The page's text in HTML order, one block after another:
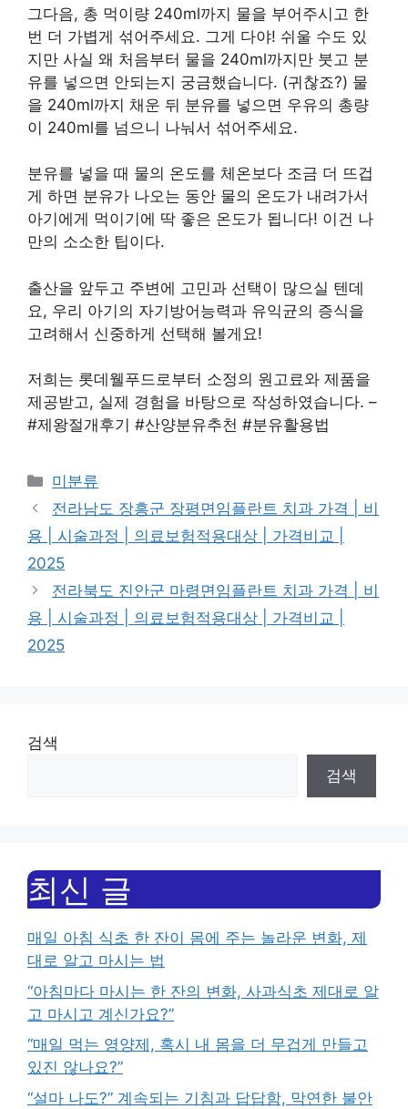
그다음, 총 먹이량 240ml까지 물을 부어주시고 한
번 더 가볍게 섞어주세요. 그게 다야! 쉬울 수도 있
지만 사실 왜 처음부터 물을 240ml까지만 붓고 분
유를 넣으면 안되는지 궁금했습니다. (귀찮죠?) 물
을 240ml까지 채운 뒤 분유를 넣으면 우유의 총량
이 240ml를 넘으니 나눠서 섞어주세요.
분유를 넣을 때 물의 온도를 체온보다 조금 더 뜨겁
게 하면 분유가 나오는 동안 물의 온도가 내려가서
아기에게 먹이기에 딱 좋은 온도가 됩니다! 이건 나
만의 소소한 팁이다.
출산을 앞두고 주변에 고민과 선택이 많으실 텐데
요, 우리 아기의 자기방어능력과 유익균의 증식을
고려해서 신중하게 선택해 볼게요!
저희는 롯데웰푸드로부터 소정의 원고료와 제품을
제공받고, 실제 경험을 바탕으로 작성하였습니다. –
#제왕절개후기 #산양분유추천 #분유활용법
Categories
미분류
전라남도 장흥군 장평면임플란트 치과 가격 | 비
용 | 시술과정 | 의료보험적용대상 | 가격비교 |
2025
전라북도 진안군 마령면임플란트 치과 가격 | 비
용 | 시술과정 | 의료보험적용대상 | 가격비교 |
2025
검색
검색
최신 글
매일 아침 식초 한 잔이 몸에 주는 놀라운 변화, 제
대로 알고 마시는 법
“아침마다 마시는 한 잔의 변화, 사과식초 제대로 알
고 마시고 계신가요?”
“매일 먹는 영양제, 혹시 내 몸을 더 무겁게 만들고
있진 않나요?”
“설마 나도?” 계속되는 기침과 답답함, 막연한 불안